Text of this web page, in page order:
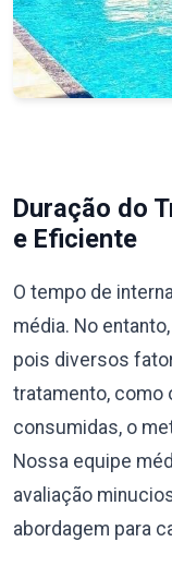
Duração do
e Eficiente
O tempo de
média. No
pois diversos
tratamento, como
consumidas, o
Nossa equipe
avaliação
abordagem para